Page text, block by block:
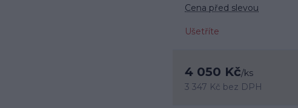
Cena před slevou
Ušetříte
4 050 Kč/ks
3 347 Kč bez DPH